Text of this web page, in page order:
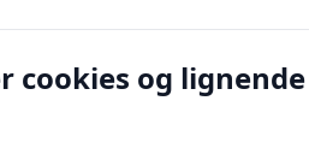
cookies og lignende